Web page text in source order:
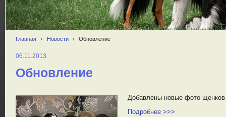
Главная › Новости › Обновление
06.11.2013
Обновление
Добавлены новые фото
Подробнее >>>